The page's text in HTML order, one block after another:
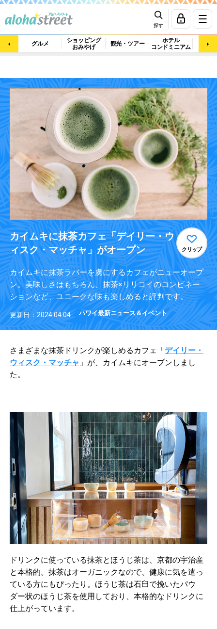
探す
グルメ
ショッピング
おみやげ
観光・ツアー
ホテル
コンドミニアム
マッ
カイムキに抹茶カフェ「デイリー・ウ
ィスク・マッチャ」がオープン
クリップ
カイムキに抹茶ラバーを虜にするカフェがニューオープ
ン。美味しさはもちろん、抹茶×リリコイのコンビネー
ションなど、ユニークな味も楽しめると評判です。
更新日：2024.04.04 ハワイ最新ニュース＆イベント
さまざまな抹茶ドリンクが楽しめるカフェ「デイリー・
ウィスク・マッチャ 」が、カイムキにオープンしまし
た。
ドリンクに使っている抹茶とほうじ茶は、京都の宇治産
と本格的。抹茶はオーガニックなので、健康に気を遣っ
ている方にもぴったり。ほうじ茶は石臼で挽いたパウ
ダー状のほうじ茶を使用しており、本格的なドリンクに
仕上がっています。